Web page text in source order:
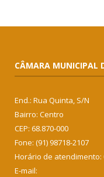
CÂMARA MUNICIPAL
End.: Rua Quinta, S/N
Bairro: Centro
CEP: 68.870-000
Fone: (91) 98718-2107
Horário de atendimento:
E-mail: